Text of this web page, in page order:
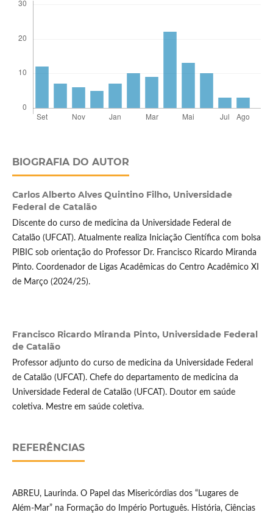
BIOGRAFIA DO AUTOR
Carlos Alberto Alves Quintino Filho, Universidade
Federal de Catalão
Discente do curso de medicina da Universidade Federal de
Catalão (UFCAT). Atualmente realiza Iniciação Científica com bolsa
PIBIC sob orientação do Professor Dr. Francisco Ricardo Miranda
Pinto. Coordenador de Ligas Acadêmicas do Centro Acadêmico XI
de Março (2024/25).
Francisco Ricardo Miranda Pinto, Universidade Federal
de Catalão
Professor adjunto do curso de medicina da Universidade Federal
de Catalão (UFCAT). Chefe do departamento de medicina da
Universidade Federal de Catalão (UFCAT). Doutor em saúde
coletiva. Mestre em saúde coletiva.
REFERÊNCIAS
ABREU, Laurinda. O Papel das Misericórdias dos “Lugares de
Além-Mar” na Formação do Império Português. História, Ciências